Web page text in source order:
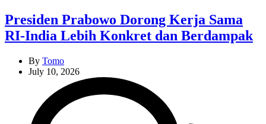
Presiden Prabowo Dorong Kerja Sama
RI-India Lebih Konkret dan Berdampak
By Tomo
July 10, 2026